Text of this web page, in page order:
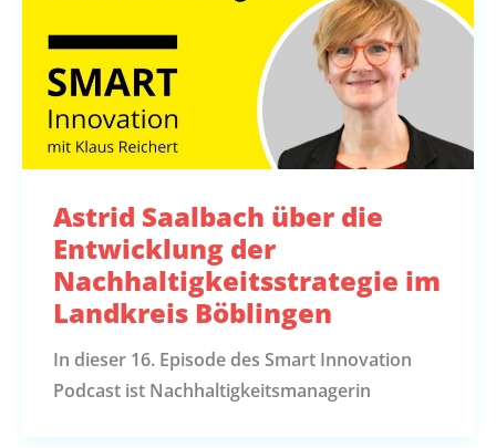
Astrid Saalbach über die
Entwicklung der
Nachhaltigkeitsstrategie im
Landkreis Böblingen
In dieser 16. Episode des Smart Innovation
Podcast ist Nachhaltigkeitsmanagerin